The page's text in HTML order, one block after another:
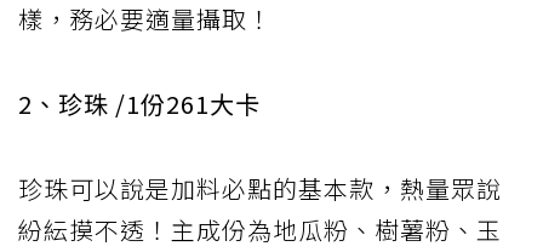
樣，務必要適量攝取！
2、珍珠 /1份261大卡
珍珠可以說是加料必點的基本款，熱量眾說
紛紜摸不透！主成份為地瓜粉、樹薯粉、玉